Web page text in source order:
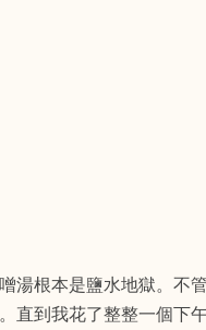
湯根本是鹽水地獄。不
直到我花了整整一個下